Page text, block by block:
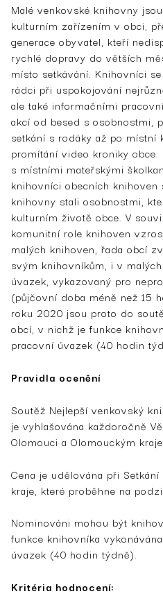
Malé venkovské knihovny
kulturním zařízením v obci,
generace obyvatel, kteří
rychlé dopravy do větších
místo setkávání. Knihovníci
rádci při uspokojování
ale také informačními
akcí od besed s osobnostmi,
setkání s rodáky až po místní
promítání video kroniky obce.
s místními mateřskými
knihovníci obecních
knihovny stali osobnostmi,
kulturním životě obce. V
komunitní role knihoven
malých knihoven, řada obcí
svým knihovníkům, i v
úvazek, vykazovaný pro
(půjčovní doba méně než 15
roku 2020 jsou proto do
obcí, v nichž je funkce
pracovní úvazek (40 hodin
Pravidla ocenění
Soutěž Nejlepší venkovský
je vyhlašována každoročně
Olomouci a Olomouckým
Cena je udělována při
kraje, které proběhne na
Nominováni mohou být
funkce knihovníka
úvazek (40 hodin týdně).
Kritéria hodnocení: